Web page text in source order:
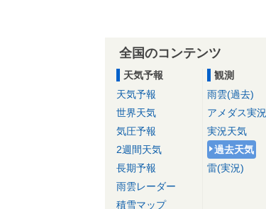
全国のコンテンツ
天気予報
天気予報
世界天気
気圧予報
2週間天気
長期予報
雨雲レーダー
積雪マップ
観測
雨雲(過去)
アメダス実況
実況天気
過去天気
雷(実況)